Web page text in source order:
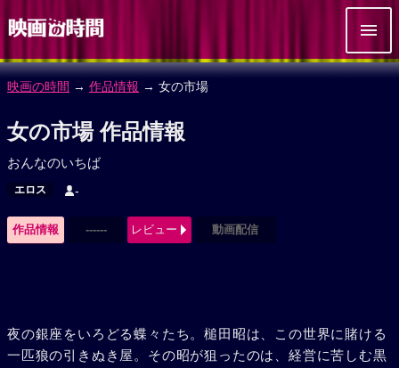
映画の時間 → 作品情報 → 女の市場
女の市場 作品情報
おんなのいちば
エロス -
作品情報 ------ レビュー 動画配信
夜の銀座をいろどる蝶々たち。槌田昭は、この世界に賭ける
一匹狼の引きぬき屋。その昭が狙ったのは、経営に苦しむ黒